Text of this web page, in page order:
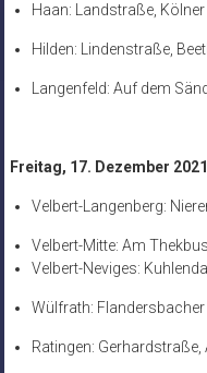
Haan: Landstraße,
Hilden: Lindenstraße,
Langenfeld: Auf dem
Freitag, 17. Dezember 2021
Velbert-Langenberg:
Velbert-Mitte: Am
Velbert-Neviges:
Wülfrath:
Ratingen: